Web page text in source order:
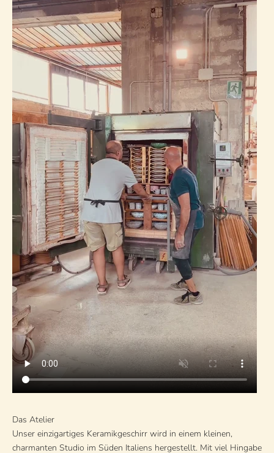
Das Atelier
Unser einzigartiges Keramikgeschirr wird in einem kleinen,
charmanten Studio im Süden Italiens hergestellt. Mit viel Hingabe